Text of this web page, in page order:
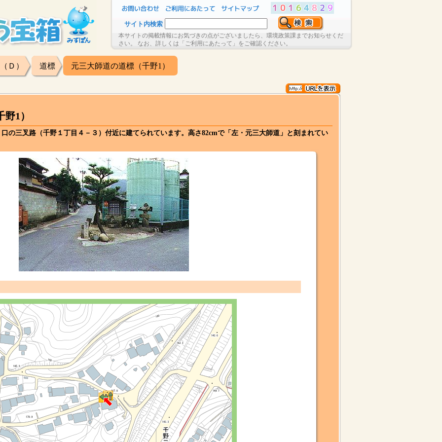
サイト内検索
本サイトの掲載情報にお気づきの点がございましたら、環境政策課までお知らせくだ
さい。 なお、詳しくは「ご利用にあたって」をご確認ください。
Ｄ） 道標 元三大師道の道標（千野1）
1）
の三叉路（千野１丁目４－３）付近に建てられています。高さ82cmで「左・元三大師道」と刻まれてい